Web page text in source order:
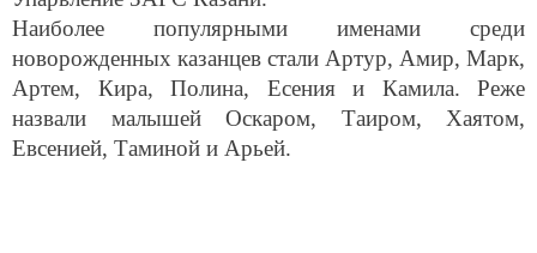
Наиболее популярными именами среди
новорожденных казанцев стали Артур, Амир, Марк,
Артем, Кира, Полина, Есения и Камила. Реже
назвали малышей Оскаром, Таиром, Хаятом,
Евсенией, Таминой и Арьей.